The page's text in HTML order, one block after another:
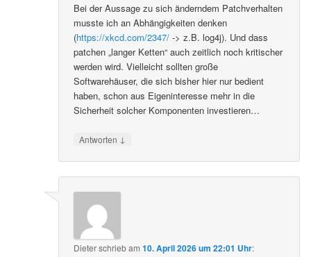
Bei der Aussage zu sich änderndem Patchverhalten
musste ich an Abhängigkeiten denken
(https://xkcd.com/2347/ -> z.B. log4j). Und dass
patchen „langer Ketten“ auch zeitlich noch kritischer
werden wird. Vielleicht sollten große
Softwarehäuser, die sich bisher hier nur bedient
haben, schon aus Eigeninteresse mehr in die
Sicherheit solcher Komponenten investieren…
Antworten ↓
Dieterschriebam10. April 2026 um 22:01 Uhr: